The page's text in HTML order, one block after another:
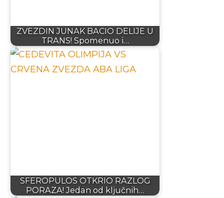
ZVEZDIN JUNAK BACIO DELIJE U
TRANS! Spomenuo i…
SFEROPULOS OTKRIO RAZLOG
PORAZA! Jedan od ključnih…